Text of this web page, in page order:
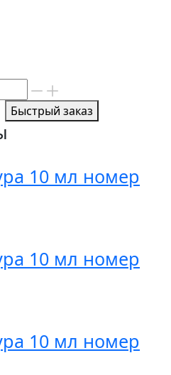
Быстрый заказ
10 мл номер
10 мл номер
10 мл номер